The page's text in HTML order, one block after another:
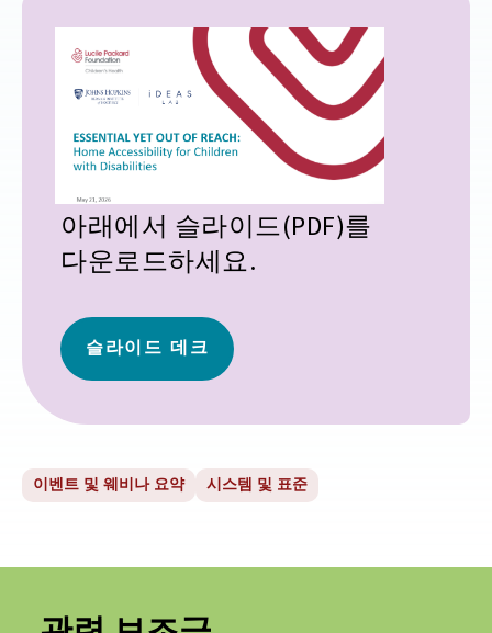
아래에서 슬라이드(PDF)를
다운로드하세요.
슬라이드 데크
이벤트 및 웨비나 요약 시스템 및 표준